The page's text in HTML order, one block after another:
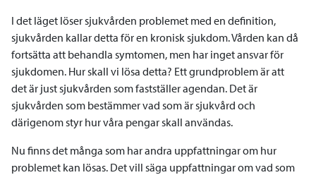
I det läget löser sjukvården problemet med en definition,
sjukvården kallar detta för en kronisk sjukdom. Vården kan då
fortsätta att behandla symtomen, men har inget ansvar för
sjukdomen. Hur skall vi lösa detta? Ett grundproblem är att
det är just sjukvården som fastställer agendan. Det är
sjukvården som bestämmer vad som är sjukvård och
därigenom styr hur våra pengar skall användas.
Nu finns det många som har andra uppfattningar om hur
problemet kan lösas. Det vill säga uppfattningar om vad som